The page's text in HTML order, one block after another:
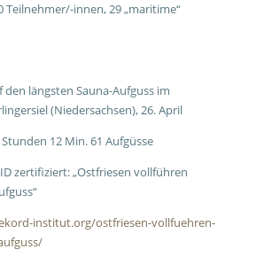
Teilnehmer/-innen, 29 „maritime“
den längsten Sauna-Aufguss im
(Niedersachsen), 26. April
12 Min. 61 Aufgüsse
zertifiziert: „Ostfriesen vollführen
institut.org/ostfriesen-vollfuehren-